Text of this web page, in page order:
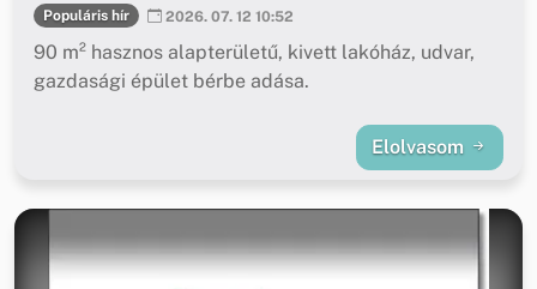
Populáris hír 2026. 07. 12 10:52
90 m² hasznos alapterületű, kivett lakóház, udvar,
gazdasági épület bérbe adása.
Elolvasom